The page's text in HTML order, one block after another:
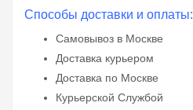
Способы доставки и оплаты:
Самовывоз в Москве
Доставка курьером
Доставка по Москве
Курьерской Службой